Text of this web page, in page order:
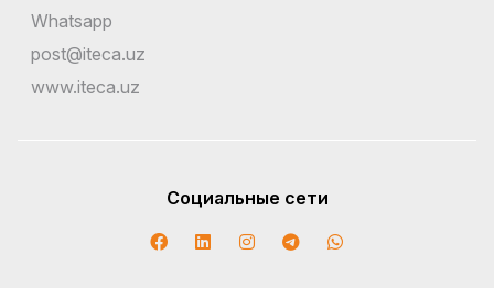
Whatsapp
post@iteca.uz
www.iteca.uz
Социальные сети